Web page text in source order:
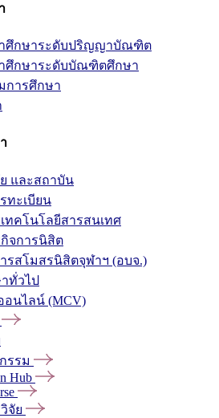
าศึกษาระดับปริญญาบัณฑิต
ศึกษาระดับบัณฑิตศึกษา
การศึกษา
และสถาบัน
ทะเบียน
ทคโนโลยีสารสนเทศ
จการนิสิต
รสโมสรนิสิตจุฬาฯ (อบจ.)
ทั่วไป
อนไลน์ (MCV)
รรม
Hub
จัย